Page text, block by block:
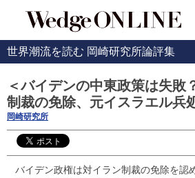
世界潮流を読む 岡崎研究所論評集
＜バイデンの中東政策は失敗
制裁の免除、元イスラエル兵
岡崎研究所
バイデン政権は対イラン制裁の免除を認